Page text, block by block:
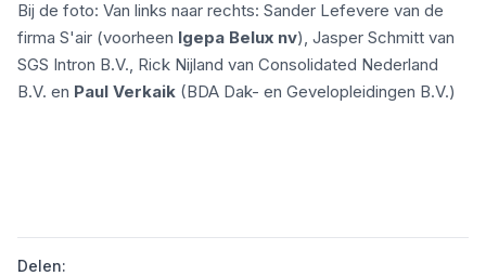
Bij de foto: Van links naar rechts: Sander Lefevere van de
firma S'air (voorheen Igepa Belux nv), Jasper Schmitt van
SGS Intron B.V., Rick Nijland van Consolidated Nederland
B.V. en Paul Verkaik (BDA Dak- en Gevelopleidingen B.V.)
Delen: